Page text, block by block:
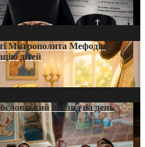
Митрополита Мефодія
дітей
погляд на день